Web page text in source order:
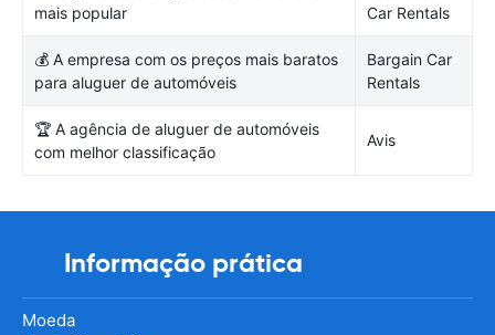
mais popular
Car Rentals
💰 A empresa com os preços mais baratos
para aluguer de automóveis
Bargain Car
Rentals
🏆 A agência de aluguer de automóveis
com melhor classificação
Avis
Informação prática
Moeda